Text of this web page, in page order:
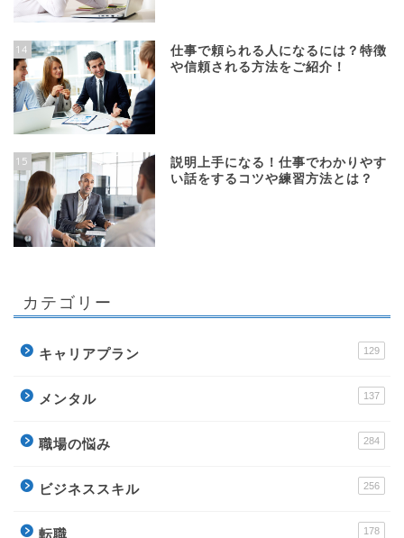
14
仕事で頼られる人になるには？特徴
や信頼される方法をご紹介！
15
説明上手になる！仕事でわかりやす
い話をするコツや練習方法とは？
カテゴリー
キャリアプラン 129
メンタル 137
職場の悩み 284
ビジネススキル 256
転職 178